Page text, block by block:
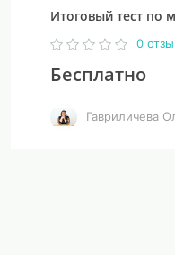
Итоговый тест по
0
Бесплатно
Гавриличева